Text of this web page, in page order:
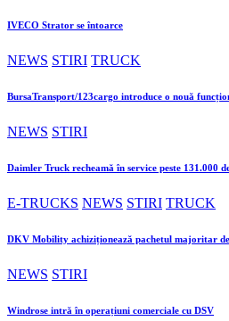
IVECO Strator se întoarce
NEWS STIRI TRUCK
BursaTransport/123cargo introduce o nouă
NEWS STIRI
Daimler Truck recheamă în service peste 131.000
E-TRUCKS NEWS STIRI TRUCK
DKV Mobility achiziționează pachetul majoritar
NEWS STIRI
Windrose intră în operațiuni comerciale cu DSV